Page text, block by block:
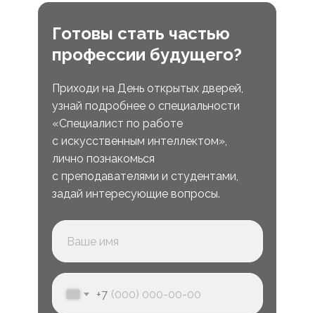
Готовы стать частью
профессии будущего?
Приходи на День открытых дверей,
узнай подробнее о специальности
«Специалист по работе
с искусственным интеллектом»,
лично познакомься
с преподавателями и студентами,
задай интересующие вопросы.
+7